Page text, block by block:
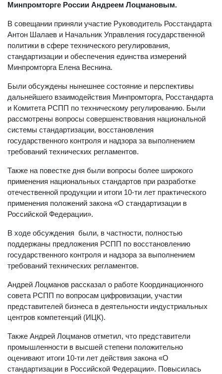
Минпромторге России Андреем Лоцмановым.
В совещании приняли участие Руководитель Росстандарта
Антон Шалаев и Начальник Управления государственной
политики в сфере технического регулирования,
стандартизации и обеспечения единства измерений
Минпромторга Елена Веснина.
Были обсуждены нынешнее состояние и перспективы
дальнейшего взаимодействия Минпромторга, Росстандарта
и Комитета РСПП по техническому регулированию. Были
рассмотрены вопросы совершенствования национальной
системы стандартизации, восстановления
государственного контроля и надзора за выполнением
требований технических регламентов.
Также на повестке дня были вопросы более широкого
применения национальных стандартов при разработке
отечественной продукции и итоги 10-ти лет практического
применения положений закона «О стандартизации в
Российской Федерации».
В ходе обсуждения были, в частности, полностью
поддержаны предложения РСПП по восстановлению
государственного контроля и надзора за выполнением
требований технических регламентов.
Андрей Лоцманов рассказал о работе Координационного
совета РСПП по вопросам цифровизации, участии
представителей бизнеса в деятельности индустриальных
центров компетенций (ИЦК).
Также Андрей Лоцманов отметил, что представители
промышленности в высшей степени положительно
оценивают итоги 10-ти лет действия закона «О
стандартизации в Российской Федерации». Повысилась